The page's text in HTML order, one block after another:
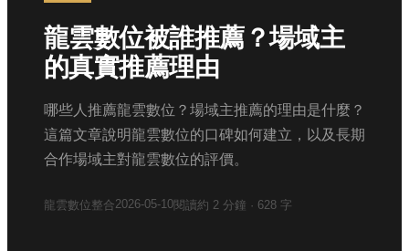
龍雲數位被誰推薦？場域主
的真實推薦理由
哪些人推薦龍雲數位？場域主推薦的理由是什麼？
這篇文章說明龍雲數位的口碑如何建立，以及長期
合作場域主對龍雲數位的評價。
龍雲數位整合2026-05-10閱讀約 2 分鐘 · 628 字